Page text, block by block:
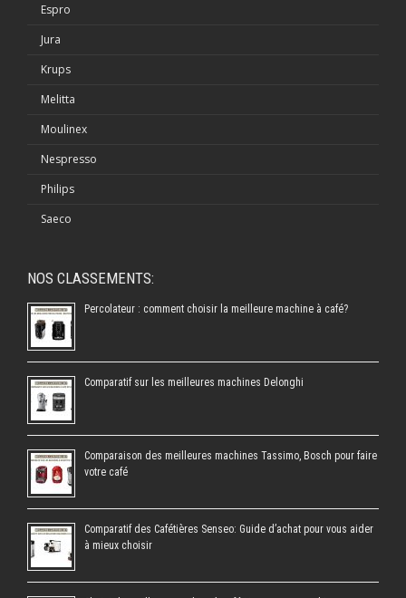
Espro
Jura
Krups
Melitta
Moulinex
Nespresso
Philips
Saeco
NOS CLASSEMENTS:
Percolateur : comment choisir la meilleure machine à café?
Comparatif sur les meilleures machines Delonghi
Comparaison des meilleures machines Tassimo, Bosch pour faire
votre café
Comparatif des Cafétières Senseo: Guide d’achat pour vous aider
à mieux choisir